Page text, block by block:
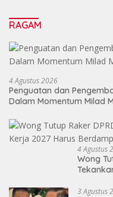
RAGAM
4 Agustus 2026
Penguatan dan
Dalam Momentum Milad
4 Agustus
Wong
3 Agustus